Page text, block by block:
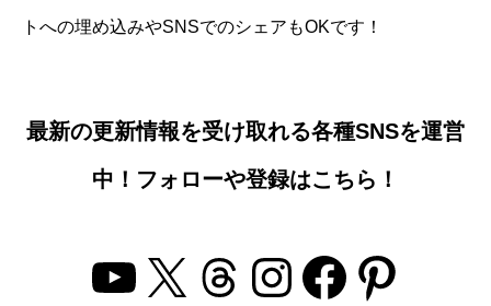
トへの埋め込みやSNSでのシェアもOKです！
最新の更新情報を受け取れる各種SNSを運営
中！フォローや登録はこちら！
YouTube
X Threads
Instagram